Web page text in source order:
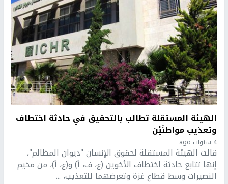
الهيئة المستقلة تطالب بالتحقيق في حادثة اختطاف
وتعذيب مواطنَيْن
4 سنوات ago
قالت الهيئة المستقلة لحقوق الإنسان "ديوان المظالم"،
إنها تتابع حادثة اختطاف الأخوين (ع، ف، أ) و(ع، أ)، من مخيم
النصيرات وسط قطاع غزة وتعرضهما للتعذيب، ...